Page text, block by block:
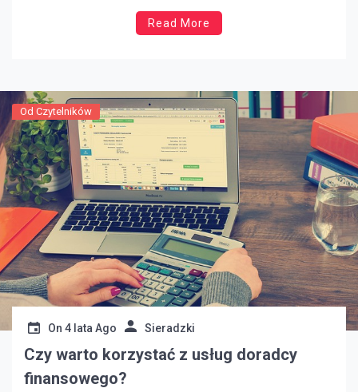
od tego, ile dymu wytwarza podczas palenia i jak długo
pozostaje zapalony, gdy nie jest palony. Smak zależy
Read More
Od Czytelników
On 4 lata Ago Sieradzki
Czy warto korzystać z usług doradcy
finansowego?